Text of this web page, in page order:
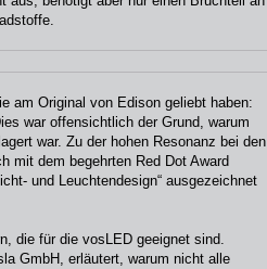
am Original von Edison geliebt haben:
war offensichtlich der Grund, warum
war. Zu der hohen Resonanz bei den
mit dem begehrten Red Dot Award
und Leuchtendesign“ ausgezeichnet
die für die vosLED geeignet sind.
GmbH, erläutert, warum nicht alle